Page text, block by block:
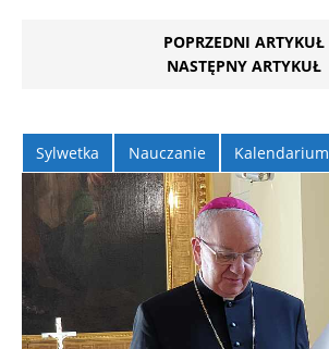
POPRZEDNI ARTYKUŁ
NASTĘPNY ARTYKUŁ
Sylwetka Nauczanie Kalendarium